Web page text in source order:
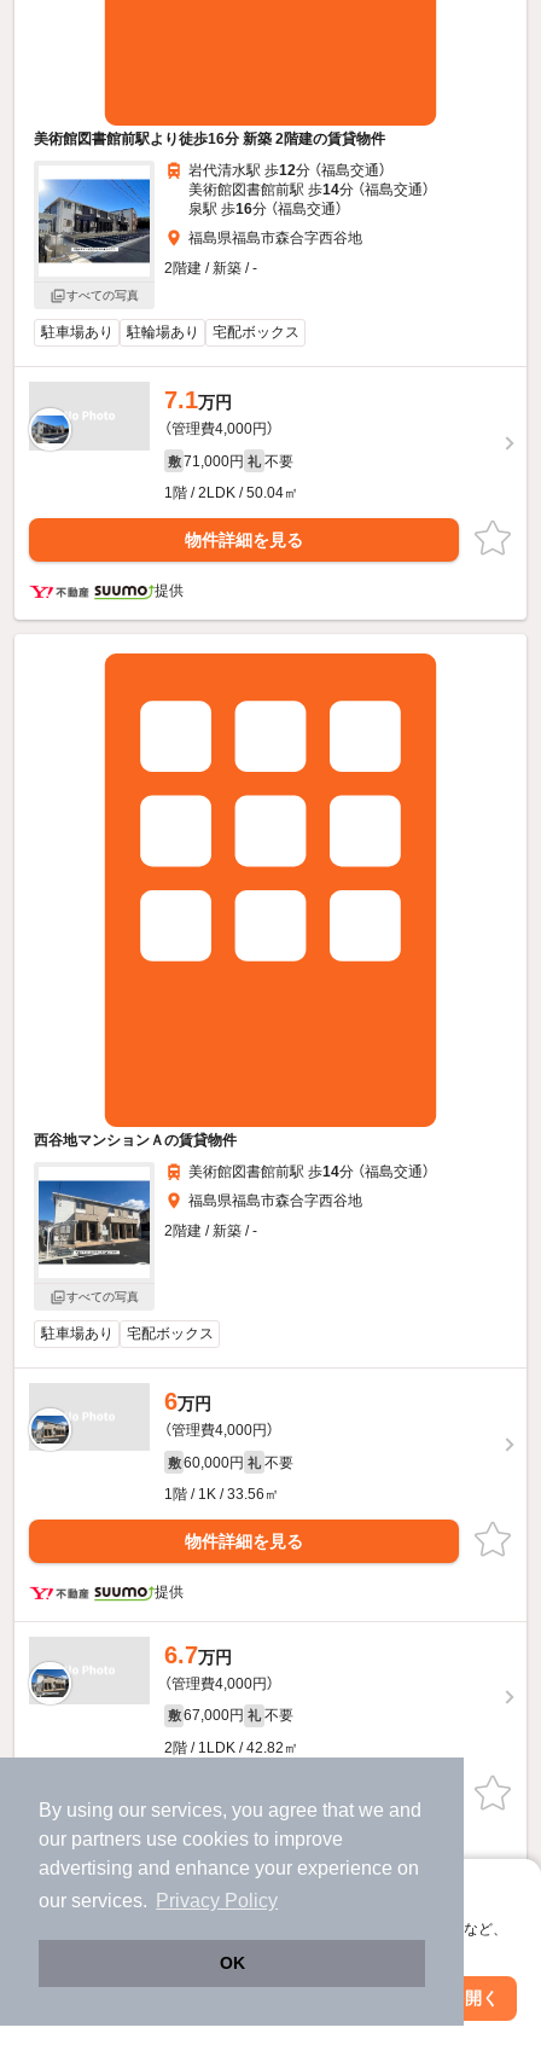
By using our services, you agree that we and
our partners use cookies to improve
advertising and enhance your experience on
our services.
Privacy Policy
OK
アプリに切り替えて、サクサクお部屋探し
会員登録なしですぐ使える。マップ検索やお気に入り保存など、
アプリを開く
美術館図書館前駅より徒歩16分 新築 2階建の賃貸物件
すべての写真
岩代清水駅 歩12分 （福島交通）
美術館図書館前駅 歩14分 （福島交通）
泉駅 歩16分 （福島交通）
福島県福島市森合字西谷地
2階建 / 新築 / -
駐車場あり 駐輪場あり 宅配ボックス
7.1万円
（管理費4,000円）
敷 71,000円 礼 不要
1階 / 2LDK / 50.04㎡
物件詳細を見る
提供
西谷地マンションＡの賃貸物件
すべての写真
美術館図書館前駅 歩14分 （福島交通）
福島県福島市森合字西谷地
2階建 / 新築 / -
駐車場あり 宅配ボックス
6万円
（管理費4,000円）
敷 60,000円 礼 不要
1階 / 1K / 33.56㎡
物件詳細を見る
提供
6.7万円
（管理費4,000円）
敷 67,000円 礼 不要
2階 / 1LDK / 42.82㎡
提供
6.1万円
（管理費4,000円）
61,000円
絞り込み条件を変更